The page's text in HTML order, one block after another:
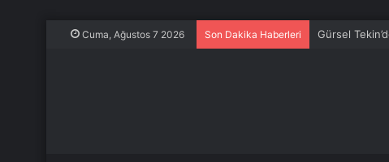
Cuma, Ağustos 7 2026 Son Dakika Haberleri Gürsel